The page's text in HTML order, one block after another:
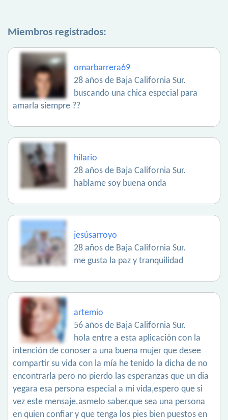
Miembros registrados:
omarbarrera69
28 años de Baja California Sur.
buscando una chica especial para
amarla siempre ??
hilario
28 años de Baja California Sur.
hablame soy buena onda
jesúsarroyo
28 años de Baja California Sur.
me gusta la paz y tranquilidad
artemio
56 años de Baja California Sur.
hola entre a esta aplicación con la
intención de conoser a una buena mujer que desee
compartir su vida con la mía he tenido la dicha de no
encontrarla pero no pierdo las esperanzas que un dia
yegara esa persona especial a mi vida,espero que si
vez este mensaje.asmelo saber,que sea una persona
en quien confiar y que tenga los pies bien puestos en